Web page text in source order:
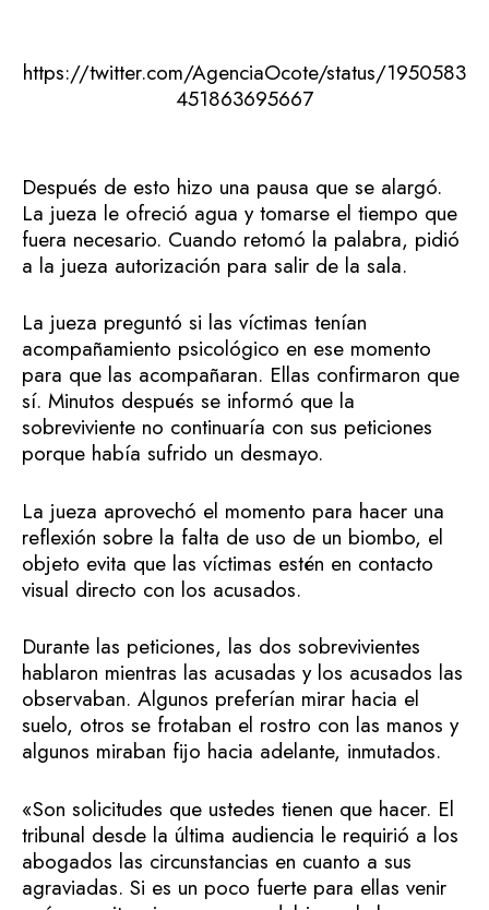
https://twitter.com/AgenciaOcote/status/1950583
451863695667
Después de esto hizo una pausa que se alargó.
La jueza le ofreció agua y tomarse el tiempo que
fuera necesario. Cuando retomó la palabra, pidió
a la jueza autorización para salir de la sala.
La jueza preguntó si las víctimas tenían
acompañamiento psicológico en ese momento
para que las acompañaran. Ellas confirmaron que
sí. Minutos después se informó que la
sobreviviente no continuaría con sus peticiones
porque había sufrido un desmayo.
La jueza aprovechó el momento para hacer una
reflexión sobre la falta de uso de un biombo, el
objeto evita que las víctimas estén en contacto
visual directo con los acusados.
Durante las peticiones, las dos sobrevivientes
hablaron mientras las acusadas y los acusados las
observaban. Algunos preferían mirar hacia el
suelo, otros se frotaban el rostro con las manos y
algunos miraban fijo hacia adelante, inmutados.
«Son solicitudes que ustedes tienen que hacer. El
tribunal desde la última audiencia le requirió a los
abogados las circunstancias en cuanto a sus
agraviadas. Si es un poco fuerte para ellas venir